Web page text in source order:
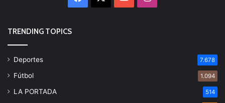
TRENDING TOPICS
Deportes 7.678
Fútbol 1.094
LA PORTADA 514